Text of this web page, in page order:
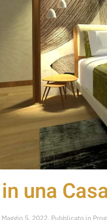
una
Maggio 5, 2022. Pubblicato in